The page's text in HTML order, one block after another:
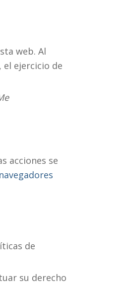
web. Al
ejercicio de
acciones se
de
su derecho